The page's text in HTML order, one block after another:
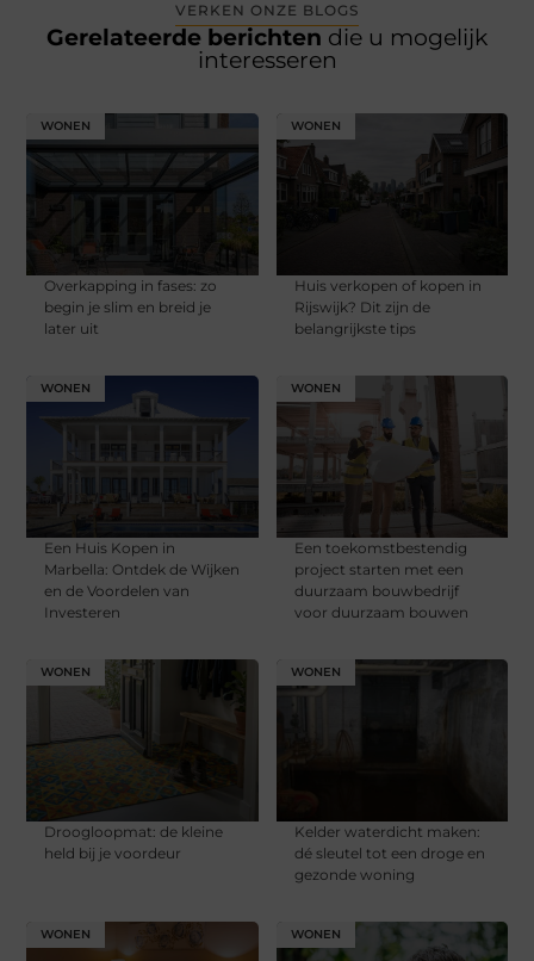
VERKEN ONZE BLOGS
Gerelateerde berichten die u mogelijk
interesseren
WONEN
Overkapping in fases: zo
begin je slim en breid je
later uit
WONEN
Huis verkopen of kopen in
Rijswijk? Dit zijn de
belangrijkste tips
WONEN
Een Huis Kopen in
Marbella: Ontdek de Wijken
en de Voordelen van
Investeren
WONEN
Een toekomstbestendig
project starten met een
duurzaam bouwbedrijf
voor duurzaam bouwen
WONEN
Droogloopmat: de kleine
held bij je voordeur
WONEN
Kelder waterdicht maken:
dé sleutel tot een droge en
gezonde woning
WONEN WONEN